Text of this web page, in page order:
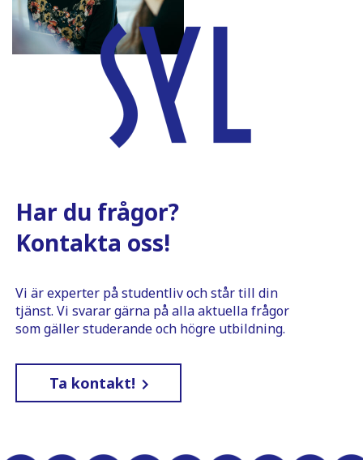
Har du frågor?
Kontakta oss!
Vi är experter på studentliv och står till din
tjänst. Vi svarar gärna på alla aktuella frågor
som gäller studerande och högre utbildning.
Ta kontakt!